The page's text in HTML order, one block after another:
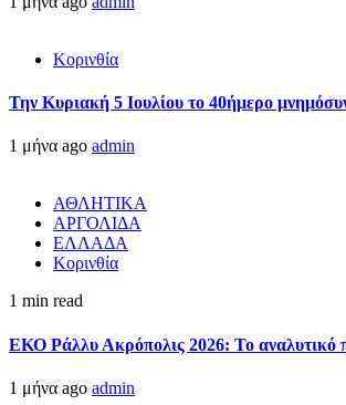
Κορινθία
Την Κυριακή 5 Ιουλίου το 40ήμερο
1 μήνα ago admin
ΑΘΛΗΤΙΚΑ
ΑΡΓΟΛΙΔΑ
ΕΛΛΑΔΑ
Κορινθία
1 min read
ΕΚΟ Ράλλυ Ακρόπολις 2026: Το αναλυτικό
1 μήνα ago admin